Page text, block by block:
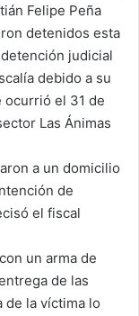
Felipe Peña
detenidos esta
judicial
debido a su
el 31 de
Las Ánimas
a un domicilio
de
el fiscal
un arma de
de las
de la víctima lo